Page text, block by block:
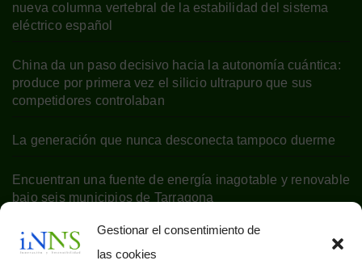
Gestionar el consentimiento de
las cookies
nueva columna vertebral de la estabilidad del sistema
eléctrico español
China da un paso decisivo hacia la autonomía cuántica:
produce por primera vez el silicio ultrapuro que sus
competidores controlaban
La generación que nunca desconecta tampoco duerme
Encuentran una fuente de energía inagotable y renovable
bajo seis municipios de Tarragona